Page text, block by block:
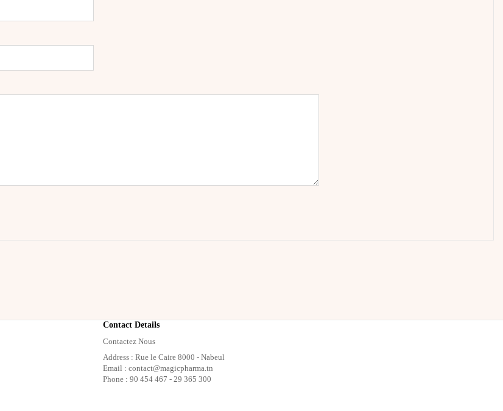
Contact Details
Contactez Nous
Address : Rue le Caire 8000 - Nabeul
Email : contact@magicpharma.tn
Phone : 90 454 467 - 29 365 300